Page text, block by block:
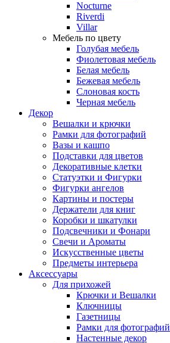
Nocturne
Riverdi
Villar
Мебель по цвету
Голубая мебель
Фиолетовая мебель
Белая мебель
Бежевая мебель
Слоновая кость
Черная мебель
Декор
Вешалки и крючки
Рамки для фотографий
Вазы и кашпо
Подставки для цветов
Декоративные клетки
Статуэтки и Фигурки
Фигурки ангелов
Картины и постеры
Держатели для книг
Коробки и шкатулки
Подсвечники и Фонари
Свечи и Ароматы
Искусственные цветы
Предметы интерьера
Аксессуары
Для прихожей
Крючки и Вешалки
Ключницы
Газетницы
Рамки для фотографий
Настенные декор